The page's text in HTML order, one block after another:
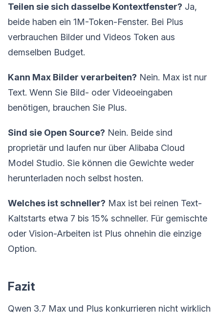
Teilen sie sich dasselbe Kontextfenster? Ja,
beide haben ein 1M-Token-Fenster. Bei Plus
verbrauchen Bilder und Videos Token aus
demselben Budget.
Kann Max Bilder verarbeiten? Nein. Max ist nur
Text. Wenn Sie Bild- oder Videoeingaben
benötigen, brauchen Sie Plus.
Sind sie Open Source? Nein. Beide sind
proprietär und laufen nur über Alibaba Cloud
Model Studio. Sie können die Gewichte weder
herunterladen noch selbst hosten.
Welches ist schneller? Max ist bei reinen Text-
Kaltstarts etwa 7 bis 15% schneller. Für gemischte
oder Vision-Arbeiten ist Plus ohnehin die einzige
Option.
Fazit
Qwen 3.7 Max und Plus konkurrieren nicht wirklich